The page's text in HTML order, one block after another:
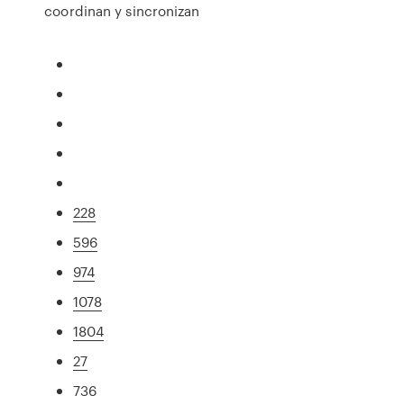
coordinan y sincronizan
228
596
974
1078
1804
27
736